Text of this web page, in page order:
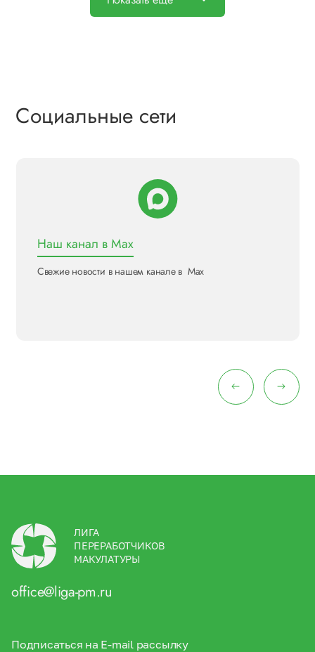
Социальные сети
Наш канал в Max
Свежие новости в нашем канале в Max
ЛИГА
ПЕРЕРАБОТЧИКОВ
МАКУЛАТУРЫ
office@liga-pm.ru
Подписаться на E-mail рассылку